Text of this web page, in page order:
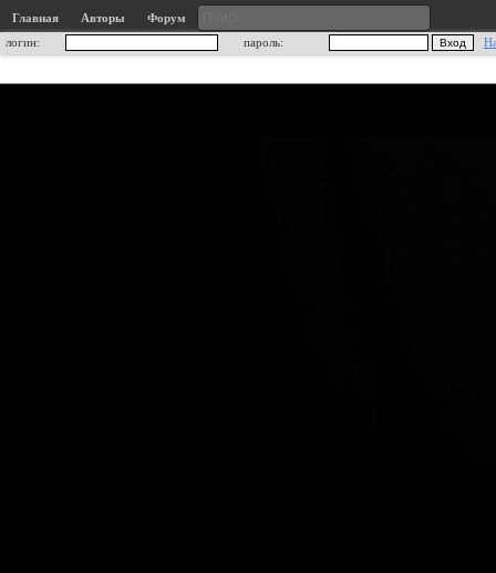
Главная Авторы
Форум
логин:
пароль: